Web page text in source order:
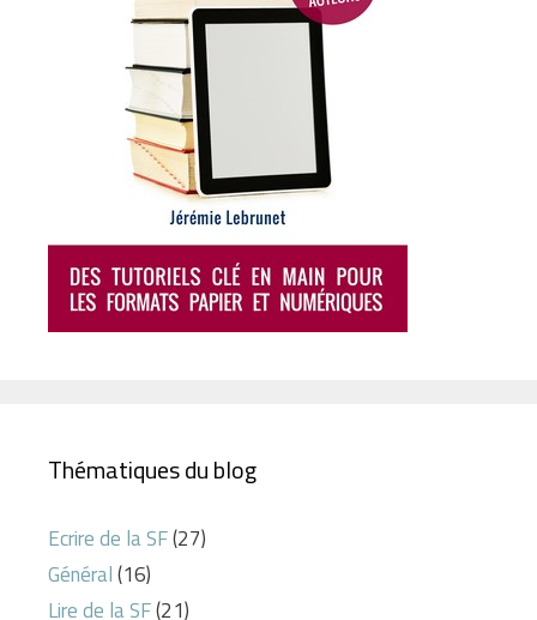
Thématiques du blog
Ecrire de la SF(27)
Général(16)
Lire de la SF(21)